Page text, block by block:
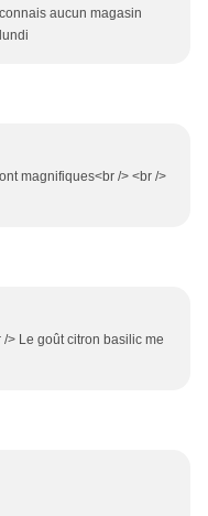
aucun magasin
magnifiques<br /> <br />
> Le goût citron basilic me